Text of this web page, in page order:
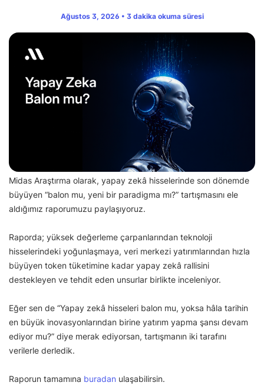
Ağustos 3, 2026 • 3 dakika okuma süresi
Midas Araştırma olarak, yapay zekâ hisselerinde son dönemde
büyüyen “balon mu, yeni bir paradigma mı?” tartışmasını ele
aldığımız raporumuzu paylaşıyoruz.
Raporda; yüksek değerleme çarpanlarından teknoloji
hisselerindeki yoğunlaşmaya, veri merkezi yatırımlarından hızla
büyüyen token tüketimine kadar yapay zekâ rallisini
destekleyen ve tehdit eden unsurlar birlikte inceleniyor.
Eğer sen de “Yapay zekâ hisseleri balon mu, yoksa hâla tarihin
en büyük inovasyonlarından birine yatırım yapma şansı devam
ediyor mu?” diye merak ediyorsan, tartışmanın iki tarafını
verilerle derledik.
Raporun tamamına buradan ulaşabilirsin.